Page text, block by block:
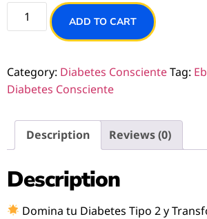
ADD TO CART
Category: Diabetes ConscienteTag:
Diabetes Consciente
Description Reviews (0)
Description
Domina tu Diabetes Tipo 2 y